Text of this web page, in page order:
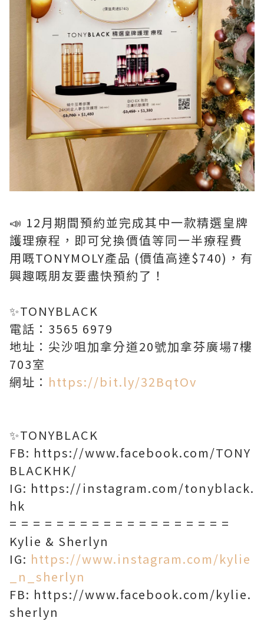
📣 12月期間預約並完成其中一款精選皇牌
護理療程，即可兌換價值等同一半療程費
用嘅TONYMOLY產品 (價值高達$740)，有
興趣嘅朋友要盡快預約了！
✨TONYBLACK
電話：3565 6979
地址：尖沙咀加拿分道20號加拿芬廣場7樓
703室
網址： https://bit.ly/32BqtOv
✨TONYBLACK
FB: https://www.facebook.com/TONY
BLACKHK/
IG: https://instagram.com/tonyblack.
hk
= = = = = = = = = = = = = = = = = = =
Kylie & Sherlyn
IG: https://www.instagram.com/kylie
_n_sherlyn
FB: https://www.facebook.com/kylie.
sherlyn